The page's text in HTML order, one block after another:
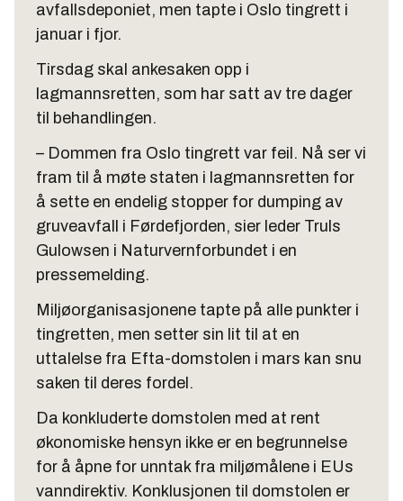
avfallsdeponiet, men tapte i Oslo tingrett i
januar i fjor.
Tirsdag skal ankesaken opp i
lagmannsretten, som har satt av tre dager
til behandlingen.
– Dommen fra Oslo tingrett var feil. Nå ser vi
fram til å møte staten i lagmannsretten for
å sette en endelig stopper for dumping av
gruveavfall i Førdefjorden, sier leder Truls
Gulowsen i Naturvernforbundet i en
pressemelding.
Miljøorganisasjonene tapte på alle punkter i
tingretten, men setter sin lit til at en
uttalelse fra Efta-domstolen i mars kan snu
saken til deres fordel.
Da konkluderte domstolen med at rent
økonomiske hensyn ikke er en begrunnelse
for å åpne for unntak fra miljømålene i EUs
vanndirektiv. Konklusjonen til domstolen er